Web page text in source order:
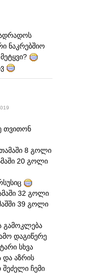
ნაკრებშიო
თვითონ
8 გოლი
20 გოლი
32 გოლი
39 გოლი
გამოკლება
დაგიწერე
სხვა
და აზრის
შეძელი ჩემი